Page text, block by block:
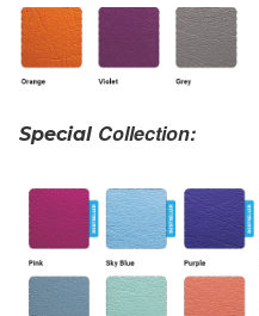
Special Collection: